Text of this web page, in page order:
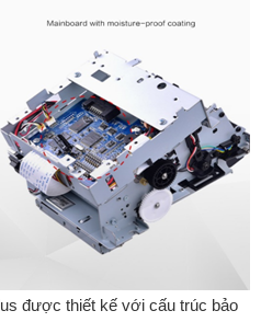
kế với cấu trúc bảo